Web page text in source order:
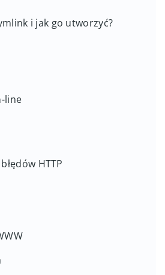
i jak go utworzyć?
line
HTTP